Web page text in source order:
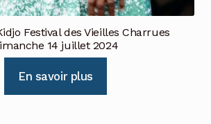
Festival des Vieilles Charrues
14 juillet 2024
En savoir plus